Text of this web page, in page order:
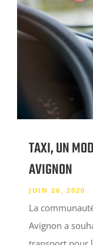
TAXI, UN
AVIGNON
JUIN 26, 2020
La
Avignon a